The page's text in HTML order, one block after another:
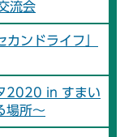
流会
ンドライフ」
2020 in すまい
場所～